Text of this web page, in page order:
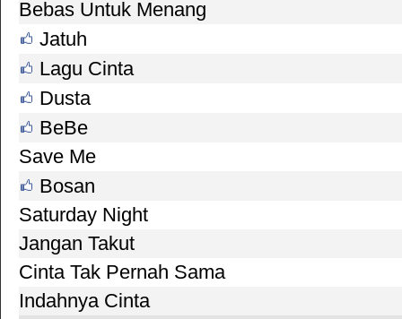
Bebas Untuk Menang
Jatuh
Lagu Cinta
Dusta
BeBe
Save Me
Bosan
Saturday Night
Jangan Takut
Cinta Tak Pernah Sama
Indahnya Cinta